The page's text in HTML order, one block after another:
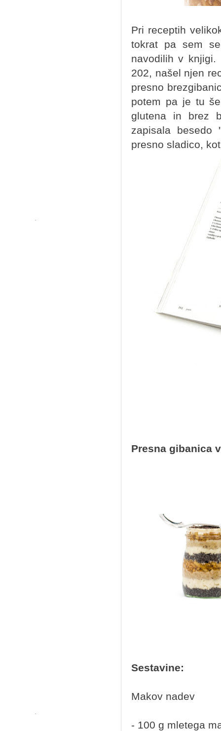
Pri receptih
tokrat pa sem
navodilih v knjigi.
202, našel njen
presno
potem pa je tu
glutena in brez
zapisala
presno sladico,
Presna gibanica
Sestavine:
Makov nadev
- 100 g mletega